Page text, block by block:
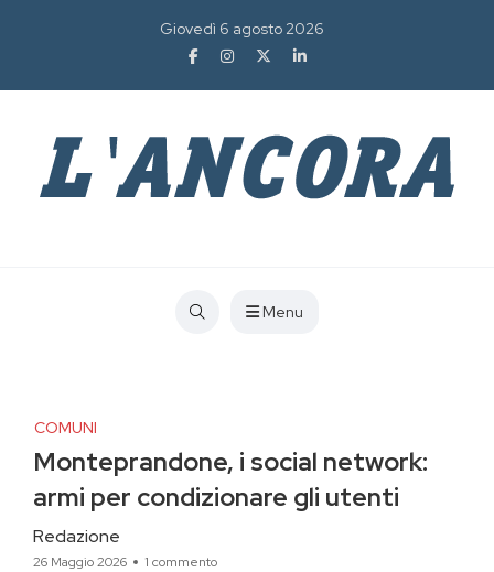
Giovedì 6 agosto 2026
Menu
COMUNI
Monteprandone, i social network:
armi per condizionare gli utenti
Redazione
26 Maggio 2026 1 commento